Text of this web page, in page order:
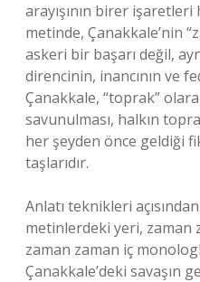
arayışının birer
metinde, Çanakkale’nin
askeri bir başarı değil,
direncinin, inancının ve
Çanakkale, “toprak”
savunulması, halkın
her şeyden önce geldiği
taşlarıdır.
Anlatı teknikleri
metinlerdeki yeri, zaman
zaman zaman iç
Çanakkale’deki savaşın